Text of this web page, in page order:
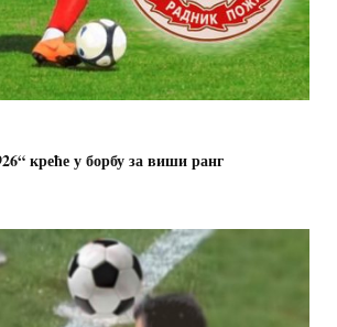
креће у борбу за виши ранг